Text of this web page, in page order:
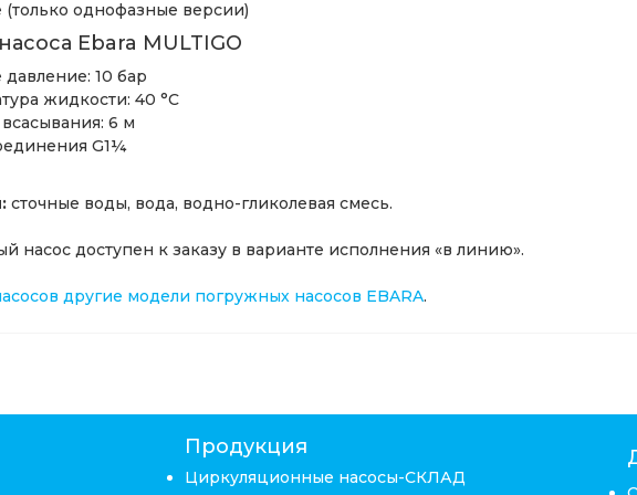
однофазные версии)
Ebara MULTIGO
10 бар
жидкости: 40 °C
6 м
G1¼
: сточные воды, вода, водно-гликолевая смесь.
насос доступен к заказу в варианте исполнения «в линию».
другие модели погружных насосов EBARA.
Продукция
Циркуляционные насосы-СКЛАД